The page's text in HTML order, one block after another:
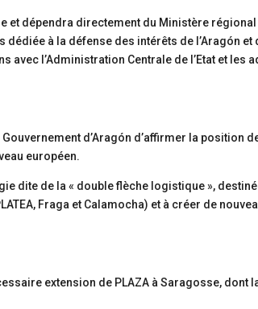
et dépendra directement du Ministère
dédiée à la défense des intérêts de l’Aragón
l’Administration Centrale de l’Etat et les
d’Aragón d’affirmer la position
européen.
dite de la « double flèche logistique »,
Fraga et Calamocha) et à créer de
extension de PLAZA à Saragosse, dont